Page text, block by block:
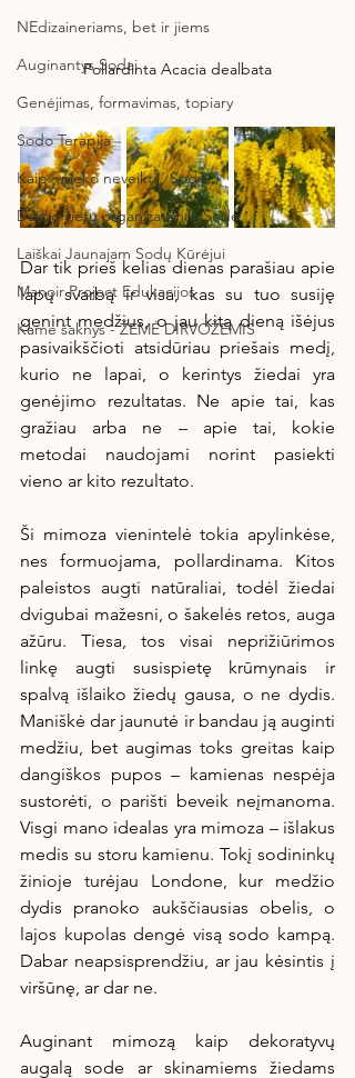
NEdizaineriams, bet ir jiems
Auginantys Sodai
Genėjimas, formavimas, topiary
Sodo Terapija
Kaip ,,nieko neveikti'' Sode :)
Darbo vietų organizavimas Sode
Laiškai Jaunajam Sodų Kūrėjui
Manoir Project Edukacijos
Kame šaknys - ŽEMĖ DIRVOŽEMIS
Pollardinta Acacia dealbata
Dar tik prieš kelias dienas parašiau apie
lapų svarbą ir visa, kas su tuo susiję
genint medžius, o jau kitą dieną išėjus
pasivaikščioti atsidūriau priešais medį,
kurio ne lapai, o kerintys žiedai yra
genėjimo rezultatas. Ne apie tai, kas
gražiau arba ne – apie tai, kokie
metodai naudojami norint pasiekti
vieno ar kito rezultato.
Ši mimoza vienintelė tokia apylinkėse,
nes formuojama, pollardinama. Kitos
paleistos augti natūraliai, todėl žiedai
dvigubai mažesni, o šakelės retos, auga
ažūru. Tiesa, tos visai neprižiūrimos
linkę augti susispietę krūmynais ir
spalvą išlaiko žiedų gausa, o ne dydis.
Maniškė dar jaunutė ir bandau ją auginti
medžiu, bet augimas toks greitas kaip
dangiškos pupos – kamienas nespėja
sustorėti, o parišti beveik neįmanoma.
Visgi mano idealas yra mimoza – išlakus
medis su storu kamienu. Tokį sodininkų
žinioje turėjau Londone, kur medžio
dydis pranoko aukščiausias obelis, o
lajos kupolas dengė visą sodo kampą.
Dabar neapsisprendžiu, ar jau kėsintis į
viršūnę, ar dar ne.
Auginant mimozą kaip dekoratyvų
augalą sode ar skinamiems žiedams